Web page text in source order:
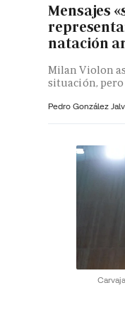
Mensajes
natación
Milan Violon
situación, pero
Pedro González